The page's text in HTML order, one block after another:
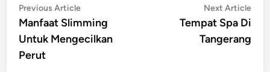
Post
navigation
Previous ArticlePrevious
article:
Manfaat Slimming
Untuk Mengecilkan
Perut
Next Article
Tempat Spa Di
Tangerang